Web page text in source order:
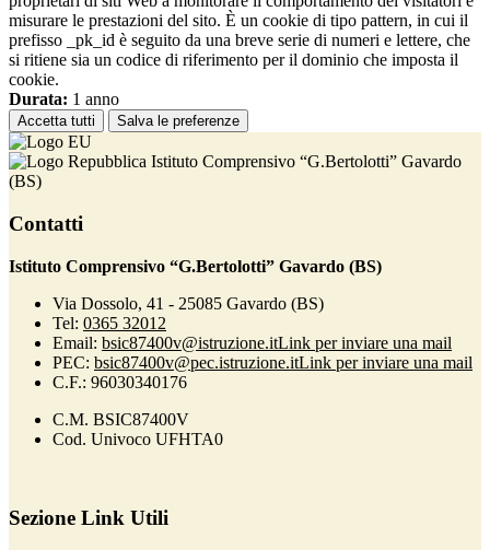
misurare le prestazioni del sito. È un cookie di tipo pattern, in cui il
prefisso _pk_id è seguito da una breve serie di numeri e lettere, che
si ritiene sia un codice di riferimento per il dominio che imposta il
cookie.
Durata: 1 anno
Accetta tutti Salva le preferenze
Istituto Comprensivo “G.Bertolotti” Gavardo
(BS)
Contatti
Istituto Comprensivo “G.Bertolotti” Gavardo (BS)
Via Dossolo, 41 - 25085 Gavardo (BS)
Tel: 0365 32012
Email: bsic87400v@istruzione.itLink per inviare una mail
PEC: bsic87400v@pec.istruzione.itLink per inviare una mail
C.F.: 96030340176
C.M. BSIC87400V
Cod. Univoco UFHTA0
Sezione Link Utili